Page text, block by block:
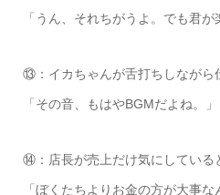
「うん、それちがうよ。でも君が
⑬：イカちゃんが舌打ちしながら
「その音、もはやBGMだよね。」
⑭：店長が売上だけ気にしている
「ぼくたちよりお金の方が大事な